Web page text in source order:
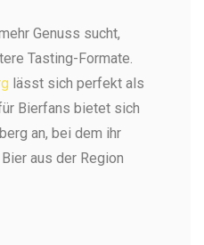
Genuss sucht,
Tasting-Formate.
lässt sich perfekt als
Bierfans bietet sich
an, bei dem ihr
aus der Region